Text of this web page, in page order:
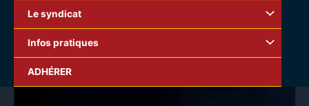
Le syndicat
Infos pratiques
ADHÉRER